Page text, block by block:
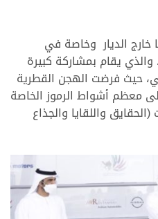
الديار وخاصة في
ختامي المرموم 2021، والذي يقام بمشاركة كبيرة
حيث فرضت الهجن القطرية
معظم أشواط الرموز الخاصة
واللقايا والجذاع